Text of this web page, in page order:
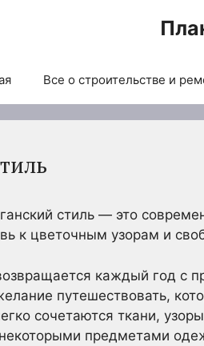
Все о строительстве и
стиль — это
к цветочным узорам и
каждый год с
путешествовать,
сочетаются ткани,
некоторыми предметами